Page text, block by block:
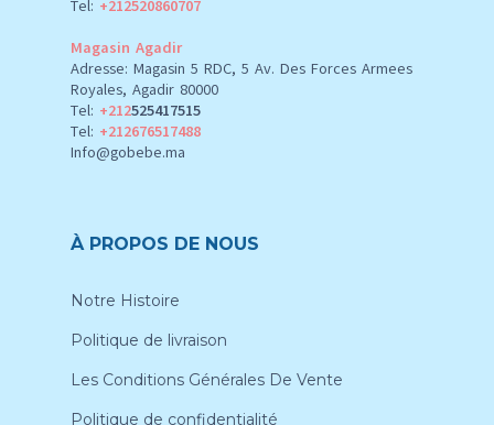
Tel: +212520860707
Magasin Agadir
Adresse: Magasin 5 RDC, 5 Av. Des Forces Armees
Royales, Agadir 80000
Tel: +212525417515
Tel: +212676517488
Info@gobebe.ma
À PROPOS DE NOUS
Notre Histoire
Politique de livraison
Les Conditions Générales De Vente
Politique de confidentialité